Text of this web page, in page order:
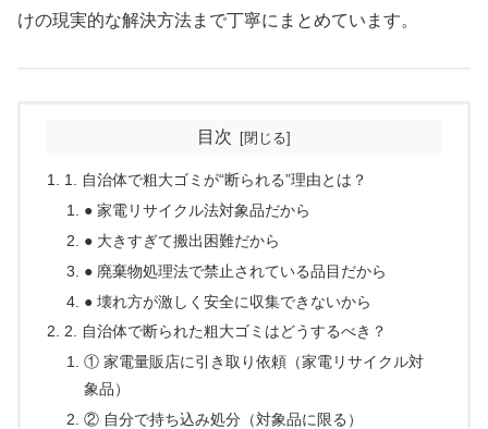
けの現実的な解決方法まで丁寧にまとめています。
目次
1. 自治体で粗大ゴミが“断られる”理由とは？
● 家電リサイクル法対象品だから
● 大きすぎて搬出困難だから
● 廃棄物処理法で禁止されている品目だから
● 壊れ方が激しく安全に収集できないから
2. 自治体で断られた粗大ゴミはどうするべき？
① 家電量販店に引き取り依頼（家電リサイクル対
象品）
② 自分で持ち込み処分（対象品に限る）